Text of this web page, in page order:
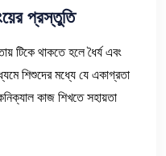
প্রস্তুতি
টিকে থাকতে হলে ধৈর্য এবং
শিশুদের মধ্যে যে একাগ্রতা
কাজ শিখতে সহায়তা